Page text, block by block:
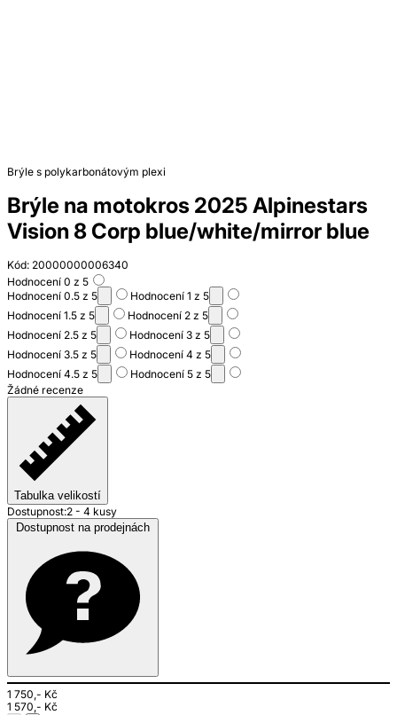
Brýle s polykarbonátovým plexi
Brýle na motokros 2025 Alpinestars
Vision 8 Corp blue/white/mirror blue
Kód: 20000000006340
Hodnocení 0 z 5
Hodnocení 0.5 z 5
Hodnocení 1 z 5
Hodnocení 1.5 z 5
Hodnocení 2 z 5
Hodnocení 2.5 z 5
Hodnocení 3 z 5
Hodnocení 3.5 z 5
Hodnocení 4 z 5
Hodnocení 4.5 z 5
Hodnocení 5 z 5
Žádné recenze
Tabulka velikostí
Dostupnost:2 - 4 kusy
1 750,- Kč
1 570,- Kč